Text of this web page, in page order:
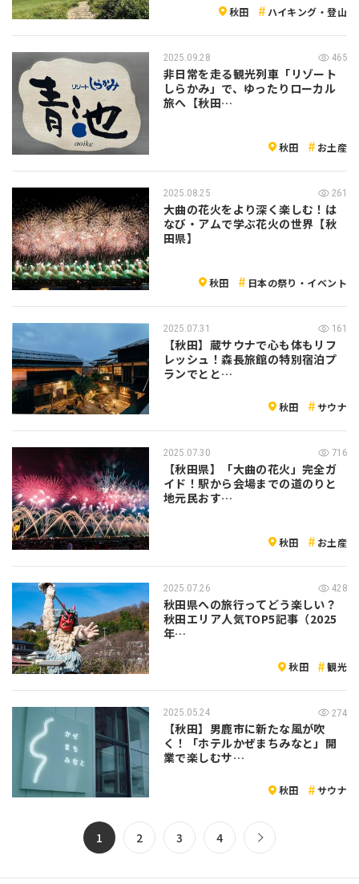
秋田 ハイキング・登山
2025.09.28 465
非日常を走る観光列車「リゾート
しらかみ」で、ゆったりローカル
旅へ【秋田…
秋田 お土産
2025.08.25 261
大曲の花火をより深く楽しむ！は
なび・アムで学ぶ花火の世界【秋
田県】
秋田 日本の祭り・イベント
2025.07.31 161
【秋田】蔵サウナで心も体もリフ
レッシュ！森長旅館の特別宿泊プ
ランでとと…
秋田 サウナ
2025.07.30 716
【秋田県】「大曲の花火」完全ガ
イド！駅から会場までの道のりと
地元民おす…
秋田 お土産
2025.07.26 428
秋田県への旅行ってどう楽しい？
秋田エリア人気TOP5記事（2025
年…
秋田 観光
2025.05.24 274
【秋田】男鹿市に新たな風が吹
く！「ホテルかぜまちみなと」開
業で楽しむサ…
秋田 サウナ
1 2 3 4